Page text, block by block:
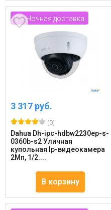
Ночная доставка
3 317 руб.
(0)
Dahua Dh-ipc-hdbw2230ep-s-
0360b-s2 Уличная
купольная Ip-видеокамера
2Мп, 1/2....
В корзину